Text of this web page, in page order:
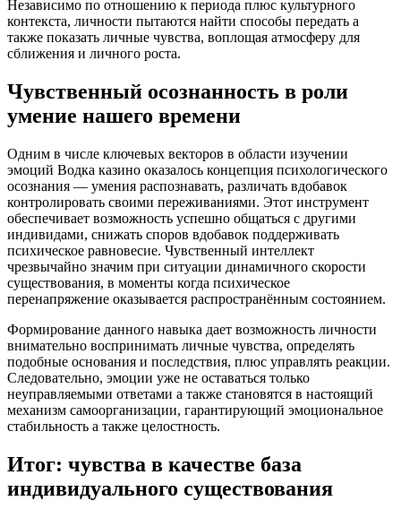
Независимо по отношению к периода плюс культурного
контекста, личности пытаются найти способы передать а
также показать личные чувства, воплощая атмосферу для
сближения и личного роста.
Чувственный осознанность в роли
умение нашего времени
Одним в числе ключевых векторов в области изучении
эмоций Водка казино оказалось концепция психологического
осознания — умения распознавать, различать вдобавок
контролировать своими переживаниями. Этот инструмент
обеспечивает возможность успешно общаться с другими
индивидами, снижать споров вдобавок поддерживать
психическое равновесие. Чувственный интеллект
чрезвычайно значим при ситуации динамичного скорости
существования, в моменты когда психическое
перенапряжение оказывается распространённым состоянием.
Формирование данного навыка дает возможность личности
внимательно воспринимать личные чувства, определять
подобные основания и последствия, плюс управлять реакции.
Следовательно, эмоции уже не оставаться только
неуправляемыми ответами а также становятся в настоящий
механизм самоорганизации, гарантирующий эмоциональное
стабильность а также целостность.
Итог: чувства в качестве база
индивидуального существования